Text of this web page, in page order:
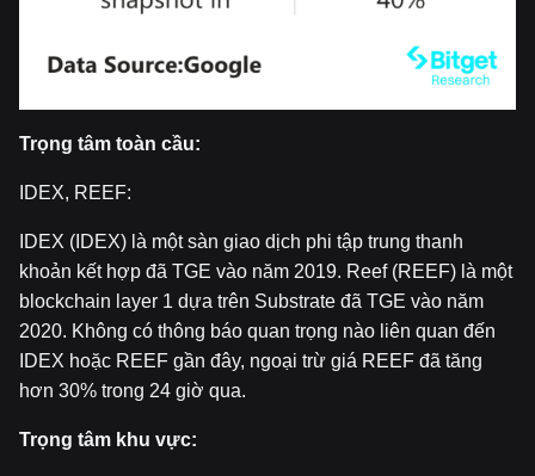
Trọng tâm toàn cầu:
IDEX, REEF:
IDEX (IDEX) là một sàn giao dịch phi tập trung thanh
khoản kết hợp đã TGE vào năm 2019. Reef (REEF) là một
blockchain layer 1 dựa trên Substrate đã TGE vào năm
2020. Không có thông báo quan trọng nào liên quan đến
IDEX hoặc REEF gần đây, ngoại trừ giá REEF đã tăng
hơn 30% trong 24 giờ qua.
Trọng tâm khu vực: